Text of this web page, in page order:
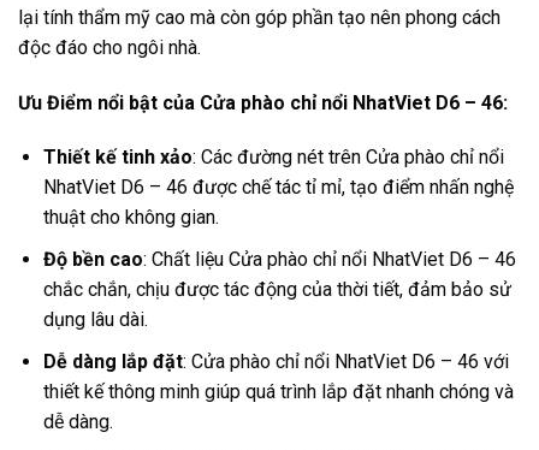
lại tính thẩm mỹ cao mà còn góp phần tạo nên phong cách
độc đáo cho ngôi nhà.
Ưu Điểm nổi bật của Cửa phào chỉ nổi NhatViet D6 – 46:
Thiết kế tinh xảo: Các đường nét trên Cửa phào chỉ nổi
NhatViet D6 – 46 được chế tác tỉ mỉ, tạo điểm nhấn nghệ
thuật cho không gian.
Độ bền cao: Chất liệu Cửa phào chỉ nổi NhatViet D6 – 46
chắc chắn, chịu được tác động của thời tiết, đảm bảo sử
dụng lâu dài.
Dễ dàng lắp đặt: Cửa phào chỉ nổi NhatViet D6 – 46 với
thiết kế thông minh giúp quá trình lắp đặt nhanh chóng và
dễ dàng.